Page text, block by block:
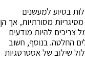
בסיוע למעשנים
מסורתיות, אך הן
צריכים להיות מודעים
החלטה. בנוסף, חשוב
שילוב של אסטרטגיות